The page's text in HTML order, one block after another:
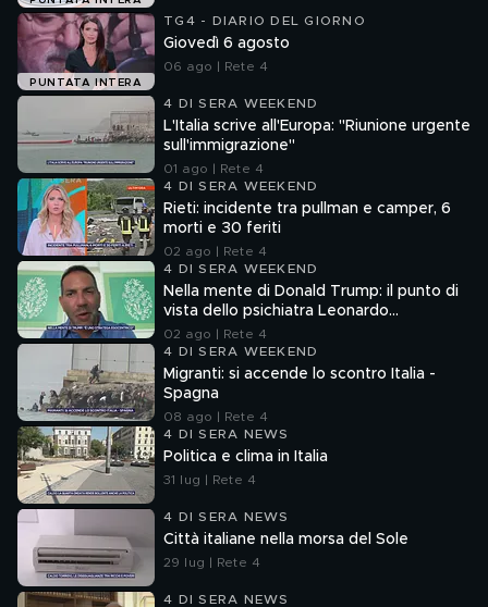
PUNTATA INTERA
TG4 - DIARIO DEL GIORNO
Giovedì 6 agosto
06 ago | Rete 4
4 DI SERA WEEKEND
L'Italia scrive all'Europa: "Riunione urgente
sull'immigrazione"
01 ago | Rete 4
4 DI SERA WEEKEND
Rieti: incidente tra pullman e camper, 6
morti e 30 feriti
02 ago | Rete 4
4 DI SERA WEEKEND
Nella mente di Donald Trump: il punto di
vista dello psichiatra Leonardo
Mendolicchio
02 ago | Rete 4
4 DI SERA WEEKEND
Migranti: si accende lo scontro Italia -
Spagna
08 ago | Rete 4
4 DI SERA NEWS
Politica e clima in Italia
31 lug | Rete 4
4 DI SERA NEWS
Città italiane nella morsa del Sole
29 lug | Rete 4
4 DI SERA NEWS